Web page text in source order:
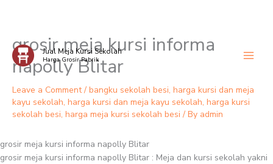
Skip
content
Jual Meja Kursi Sekolah
Harga Grosir Pabrik
grosir meja kursi informa
napolly Blitar
Leave a Comment / bangku sekolah besi, harga kursi dan meja
kayu sekolah, harga kursi dan meja kayu sekolah, harga kursi
sekolah besi, harga meja kursi sekolah besi / By admin
grosir meja kursi informa napolly Blitar
grosir meja kursi informa napolly Blitar : Meja dan kursi sekolah yakni